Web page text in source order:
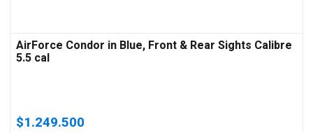
AirForce Condor in Blue, Front & Rear Sights Calibre
5.5 cal
$1.249.500